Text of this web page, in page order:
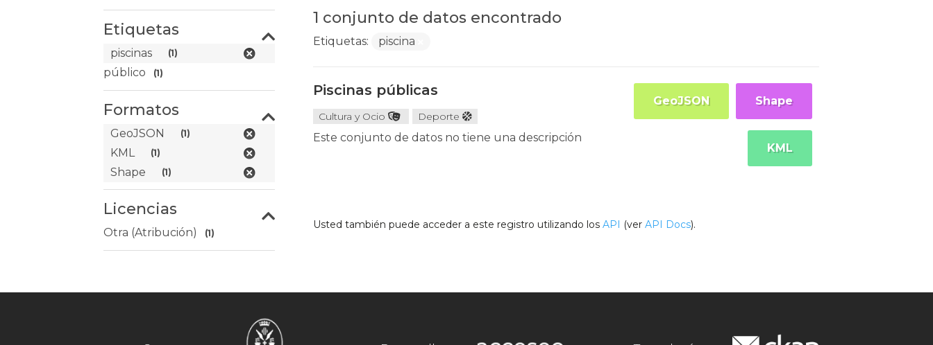
Etiquetas
piscinas (1)
público (1)
Formatos
GeoJSON (1)
KML (1)
Shape (1)
Licencias
Otra (Atribución) (1)
1 conjunto de datos encontrado
Etiquetas: piscina
Piscinas públicas
Cultura y Ocio Deporte
Este conjunto de datos no tiene una descripción
Shape
GeoJSON
KML
Usted también puede acceder a este registro utilizando los API (ver API Docs).